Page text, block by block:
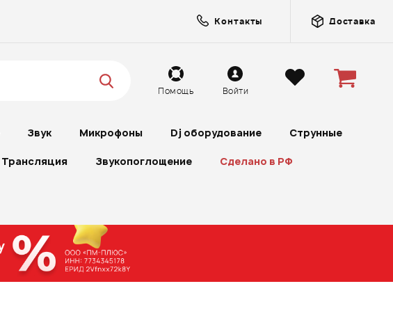
Контакты Доставка
Помощь Войти
Звук Микрофоны Dj оборудование Струнные
Трансляция Звукопоглощение Сделано в РФ